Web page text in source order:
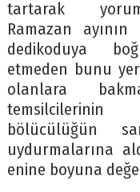
tartarak
Ramazan
dedikoduya
etmeden bunu
olanlara
temsilcilerinin
bölücülüğün
uydurmalarına
enine boyuna